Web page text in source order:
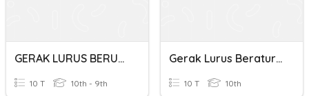
GERAK LURUS BERUBAH BERATURAN (GLBB)
10 T 10th - 9th
Gerak Lurus Beraturan
10 T 10th